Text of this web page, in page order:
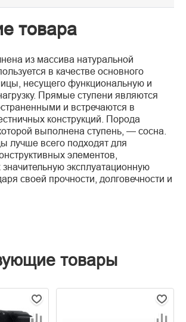
товара
из массива натуральной
в качестве основного
несущего функциональную и
Прямые ступени являются
и встречаются в
конструкций. Порода
выполнена ступень, — сосна.
лучше всего подходят для
элементов,
эксплуатационную
своей прочности, долговечности и
товары